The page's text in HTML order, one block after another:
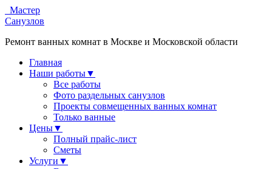
Мастер
Санузлов
Ремонт ванных комнат в Москве и Московской области
Главная
Наши работы▼
Все работы
Фото раздельных санузлов
Проекты совмещенных ванных комнат
Только ванные
Цены▼
Полный прайс-лист
Сметы
Услуги ▼